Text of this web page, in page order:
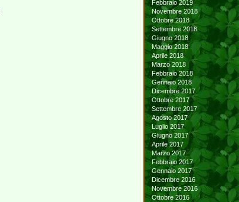
Febbraio 2019
Novembre 2018
Ottobre 2018
Settembre 2018
Giugno 2018
Maggio 2018
Aprile 2018
Marzo 2018
Febbraio 2018
Gennaio 2018
Dicembre 2017
Ottobre 2017
Settembre 2017
Agosto 2017
Luglio 2017
Giugno 2017
Aprile 2017
Marzo 2017
Febbraio 2017
Gennaio 2017
Dicembre 2016
Novembre 2016
Ottobre 2016